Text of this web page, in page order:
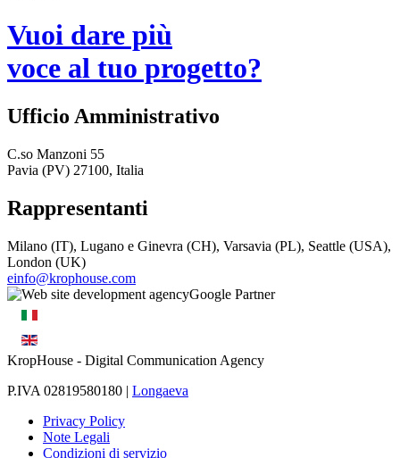
Vuoi dare più
voce al tuo progetto?
Ufficio Amministrativo
C.so Manzoni 55
Pavia (PV) 27100, Italia
Rappresentanti
Milano (IT), Lugano e Ginevra (CH), Varsavia (PL), Seattle (USA),
London (UK)
einfo@krophouse.com
KropHouse - Digital Communication Agency
P.IVA 02819580180 | Longaeva
Privacy Policy
Note Legali
Condizioni di servizio